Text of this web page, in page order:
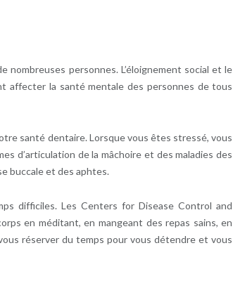
personnes. L’éloignement social et le
affecter la santé mentale des personnes de tous
santé dentaire. Lorsque vous êtes stressé, vous
d’articulation de la mâchoire et des maladies des
buccale et des aphtes.
difficiles. Les Centers for Disease Control and
en méditant, en mangeant des repas sains, en
réserver du temps pour vous détendre et vous